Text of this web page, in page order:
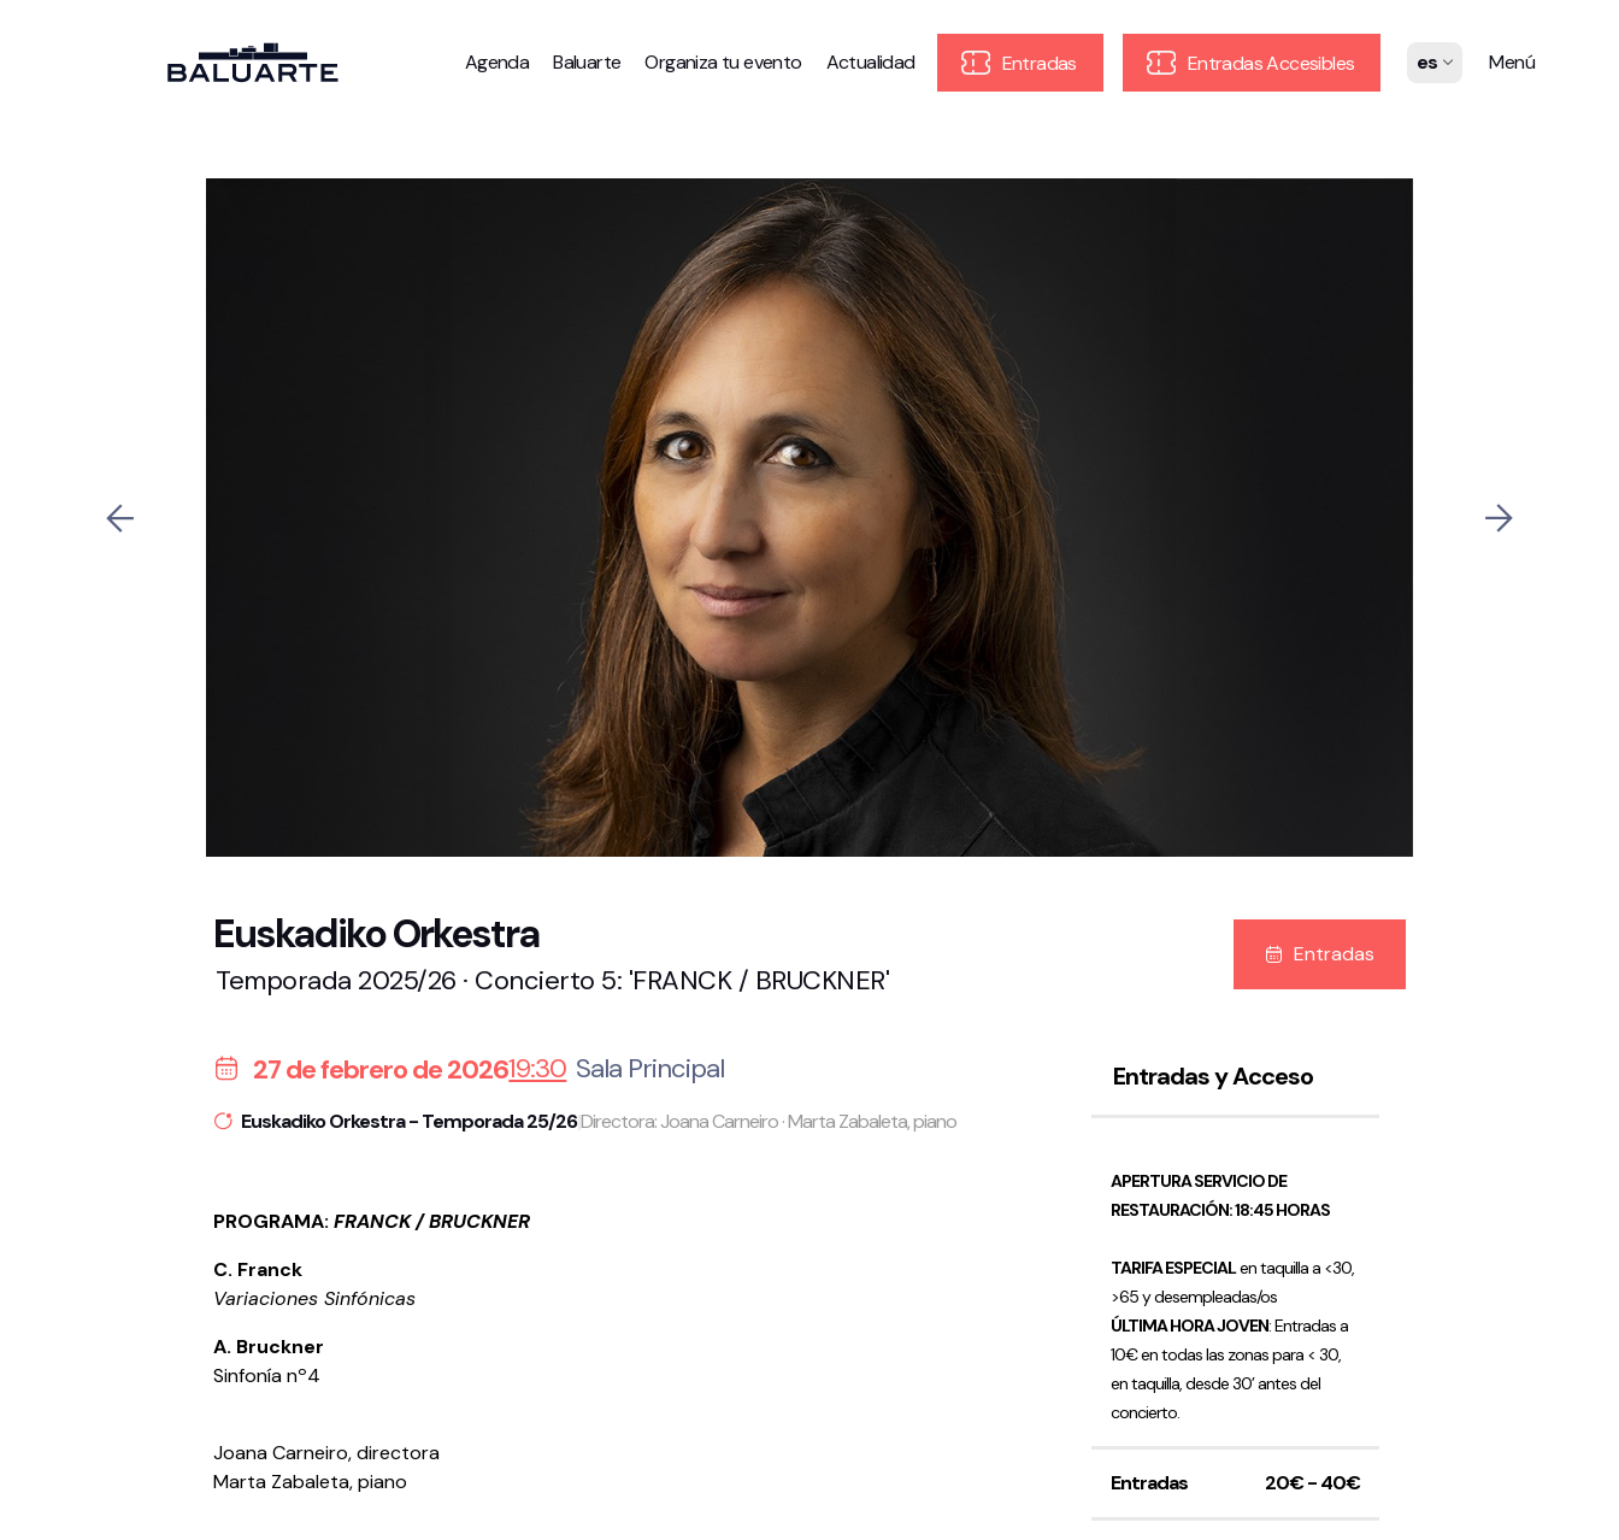
Agenda Baluarte Organiza tu evento Actualidad Entradas Entradas Accesibles es Menú
Euskadiko Orkestra
Temporada 2025/26 · Concierto 5: 'FRANCK / BRUCKNER'
Entradas
27 de febrero de 202619:30 Sala Principal
Euskadiko Orkestra - Temporada 25/26|Directora: Joana Carneiro · Marta Zabaleta, piano
PROGRAMA:FRANCK / BRUCKNER
C. Franck
Variaciones Sinfónicas
A. Bruckner
Sinfonía nº4
Joana Carneiro, directora
Marta Zabaleta, piano
Entradas y Acceso
APERTURA SERVICIO DE
RESTAURACIÓN: 18:45 HORAS
TARIFA ESPECIALen taquilla a <30,
>65 y desempleadas/os
ÚLTIMA HORA JOVEN: Entradas a
10€ en todas las zonas para < 30,
en taquilla, desde 30’ antes del
concierto.
Entradas 20€ - 40€